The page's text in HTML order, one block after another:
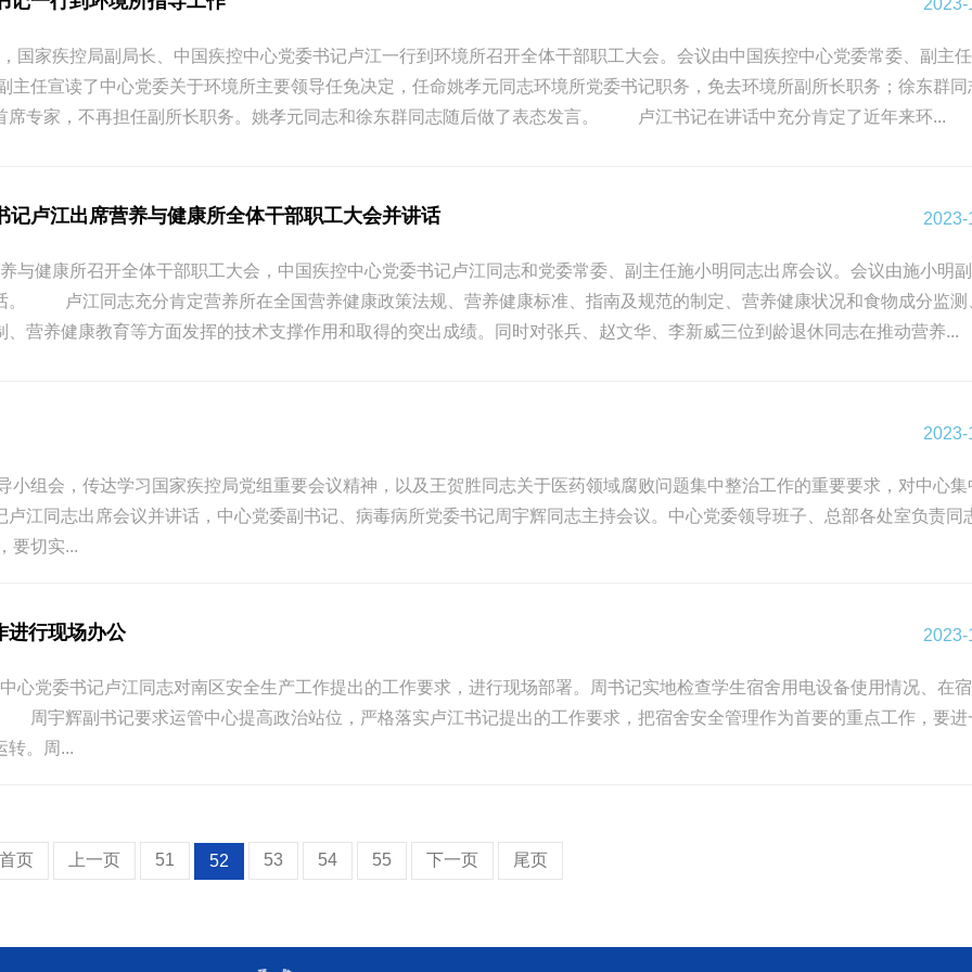
2023-
国家疾控局副局长、中国疾控中心党委书记卢江一行到环境所召开全体干部职工大会。会议由中国疾控中心党委常委、副主
宣读了中心党委关于环境所主要领导任免决定，任命姚孝元同志环境所党委书记职务，免去环境所副所长职务；徐东群同
席专家，不再担任副所长职务。姚孝元同志和徐东群同志随后做了表态发言。 卢江书记在讲话中充分肯定了近年来环...
记卢江出席营养与健康所全体干部职工大会并讲话 2023-
与健康所召开全体干部职工大会，中国疾控中心党委书记卢江同志和党委常委、副主任施小明同志出席会议。会议由施小明
。 卢江同志充分肯定营养所在全国营养健康政策法规、营养健康标准、指南及规范的制定、营养健康状况和食物成分监测
、营养健康教育等方面发挥的技术支撑作用和取得的突出成绩。同时对张兵、赵文华、李新威三位到龄退休同志在推动营养...
2023-
组会，传达学习国家疾控局党组重要会议精神，以及王贺胜同志关于医药领域腐败问题集中整治工作的重要要求，对中心集
江同志出席会议并讲话，中心党委副书记、病毒病所党委书记周宇辉同志主持会议。中心党委领导班子、总部各处室负责同
要切实...
进行现场办公 2023-
心党委书记卢江同志对南区安全生产工作提出的工作要求，进行现场部署。周书记实地检查学生宿舍用电设备使用情况、在
宇辉副书记要求运管中心提高政治站位，严格落实卢江书记提出的工作要求，把宿舍安全管理作为首要的重点工作，要进
转。周...
首页 上一页 51 52 53 54 55 下一页 尾页